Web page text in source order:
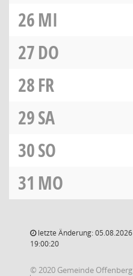
26MI
27DO
28FR
29SA
30SO
31 MO
letzte Änderung: 05.08.2026
19:00:20
© 2020 Gemeinde Offenberg